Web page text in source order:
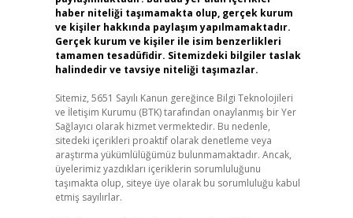
haber niteliği taşımamakta olup, gerçek kurum
ve kişiler hakkında paylaşım yapılmamaktadır.
Gerçek kurum ve kişiler ile isim benzerlikleri
tamamen tesadüfidir. Sitemizdeki bilgiler taslak
halindedir ve tavsiye niteliği taşımazlar.
Sitemiz, 5651 Sayılı Kanun gereğince Bilgi Teknolojileri
ve İletişim Kurumu (BTK) tarafından onaylanmış bir Yer
Sağlayıcı olarak hizmet vermektedir. Bu nedenle,
sitedeki içerikleri proaktif olarak denetleme veya
araştırma yükümlülüğümüz bulunmamaktadır. Ancak,
üyelerimiz yazdıkları içeriklerin sorumluluğunu
taşımakta olup, siteye üye olarak bu sorumluluğu kabul
etmiş sayılırlar.